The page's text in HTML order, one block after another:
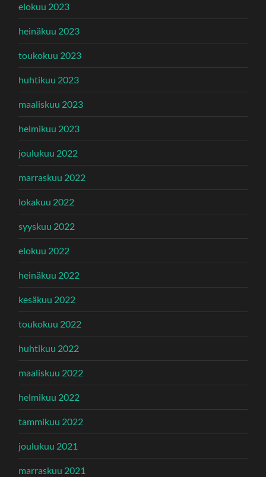
elokuu 2023
heinäkuu 2023
toukokuu 2023
huhtikuu 2023
maaliskuu 2023
helmikuu 2023
joulukuu 2022
marraskuu 2022
lokakuu 2022
syyskuu 2022
elokuu 2022
heinäkuu 2022
kesäkuu 2022
toukokuu 2022
huhtikuu 2022
maaliskuu 2022
helmikuu 2022
tammikuu 2022
joulukuu 2021
marraskuu 2021